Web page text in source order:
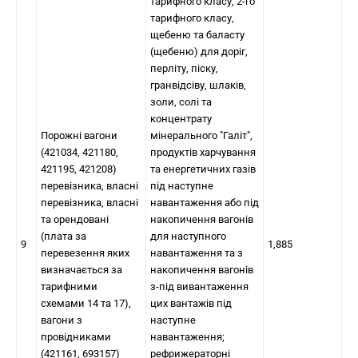
9
Порожні вагони
(421034, 421180,
421195, 421208)
перевізника, власні
перевізника, власні
та орендовані
(плата за
перевезення яких
визначається за
тарифними
схемами 14 та 17),
вагони з
провідниками
(421161, 693157)
тарифного класу,
щебеню та баласту
(щебеню) для доріг,
перліту, піску,
гранвідсіву, шлаків,
золи, солі та
концентрату
мінерального "Галіт",
продуктів харчування
та енергетичних газів
під наступне
навантаження або під
накопичення вагонів
для наступного
навантаження та з
накопичення вагонів
з-під вивантаження
цих вантажів під
наступне
навантаження;
рефрижераторні
1,885